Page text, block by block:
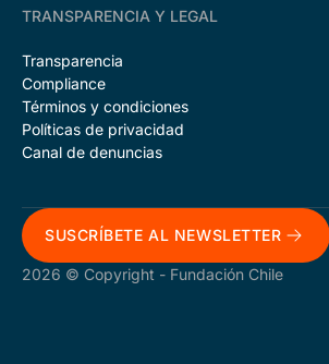
TRANSPARENCIA Y LEGAL
Transparencia
Compliance
Términos y condiciones
Políticas de privacidad
Canal de denuncias
SUSCRÍBETE AL NEWSLETTER
2026 © Copyright - Fundación Chile